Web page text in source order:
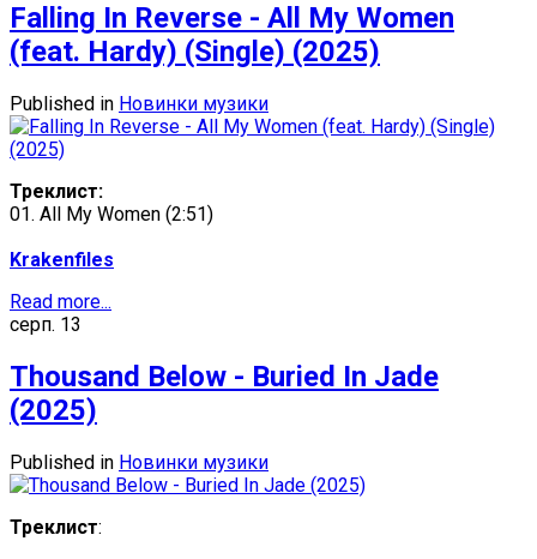
Falling In Reverse - All My Women
(feat. Hardy) (Single) (2025)
Published in Новинки музики
Треклист:
01. All My Women (2:51)
Krakenfiles
Read more...
серп. 13
Thousand Below - Buried In Jade
(2025)
Published in Новинки музики
Треклист: